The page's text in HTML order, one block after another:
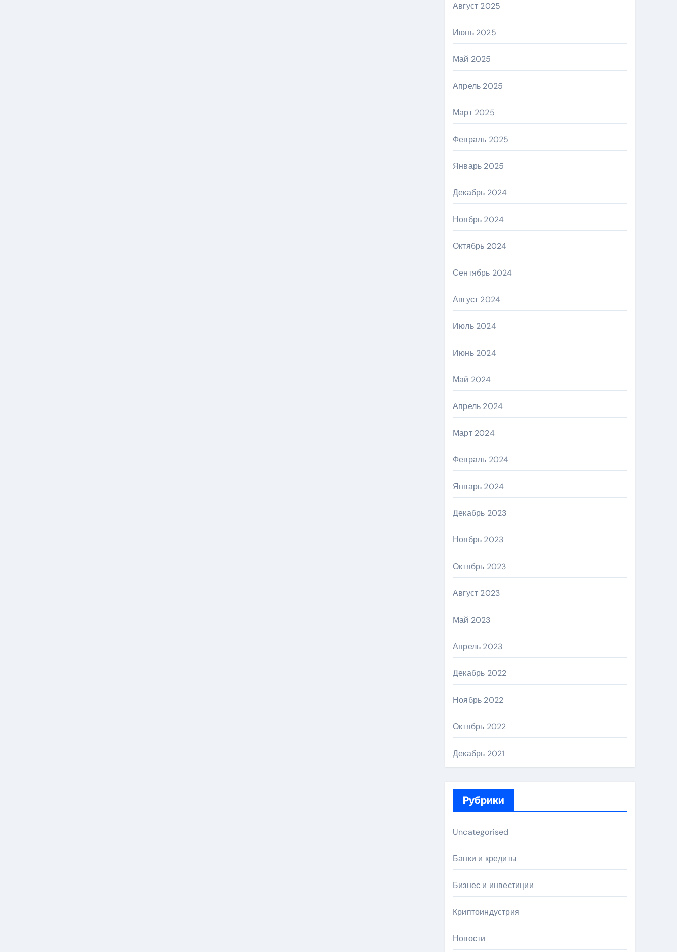
Август 2025
Июнь 2025
Май 2025
Апрель 2025
Март 2025
Февраль 2025
Январь 2025
Декабрь 2024
Ноябрь 2024
Октябрь 2024
Сентябрь 2024
Август 2024
Июль 2024
Июнь 2024
Май 2024
Апрель 2024
Март 2024
Февраль 2024
Январь 2024
Декабрь 2023
Ноябрь 2023
Октябрь 2023
Август 2023
Май 2023
Апрель 2023
Декабрь 2022
Ноябрь 2022
Октябрь 2022
Декабрь 2021
Рубрики
Uncategorised
Банки и кредиты
Бизнес и инвестиции
Криптоиндустрия
Новости